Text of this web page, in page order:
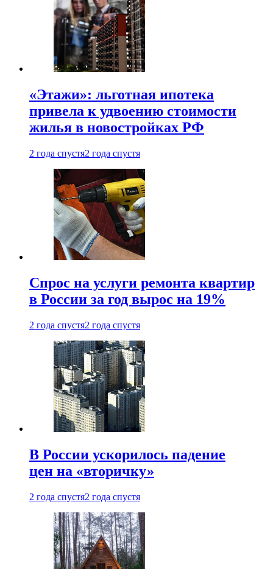
«Этажи»: льготная ипотека
привела к удвоению стоимости
жилья в новостройках РФ
2 года спустя2 года спустя
Спрос на услуги ремонта квартир
в России за год вырос на 19%
2 года спустя2 года спустя
В России ускорилось падение
цен на «вторичку»
2 года спустя2 года спустя